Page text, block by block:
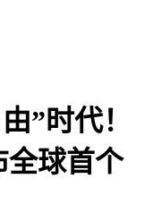
”时代！
全球首个